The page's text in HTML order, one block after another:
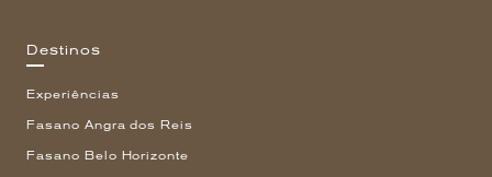
Destinos
Experiências
Fasano Angra dos Reis
Fasano Belo Horizonte